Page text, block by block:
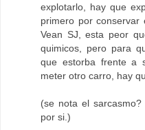
explotarlo, hay que
primero por
Vean SJ, esta peor
quimicos, pero para
que estorba frente a
meter otro carro, hay
(se nota el
por si.)